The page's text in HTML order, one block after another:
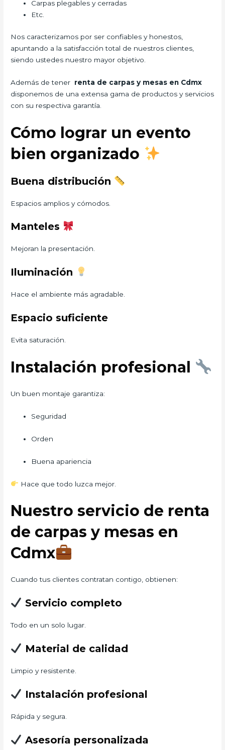
Carpas plegables y cerradas
Etc.
Nos caracterizamos por ser confiables y honestos,
apuntando a la satisfacción total de nuestros clientes,
siendo ustedes nuestro mayor objetivo.
Además de tener renta de carpas y mesas en Cdmx
disponemos de una extensa gama de productos y servicios
con su respectiva garantía.
Cómo lograr un evento
bien organizado
Buena distribución
Espacios amplios y cómodos.
Manteles
Mejoran la presentación.
Iluminación
Hace el ambiente más agradable.
Espacio suficiente
Evita saturación.
Instalación profesional
Un buen montaje garantiza:
Seguridad
Orden
Buena apariencia
Hace que todo luzca mejor.
Nuestro servicio de renta
de carpas y mesas en
Cdmx
Cuando tus clientes contratan contigo, obtienen:
Servicio completo
Todo en un solo lugar.
Material de calidad
Limpio y resistente.
Instalación profesional
Rápida y segura.
Asesoría personalizada